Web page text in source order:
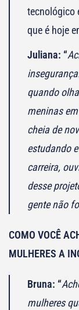
tecnológico
que é hoje
Juliana: “
quando
meninas
cheia de
estudando
carreira,
desse
gente não
COMO VOCÊ
MULHERES A
Bruna: “
mulheres